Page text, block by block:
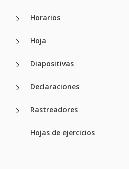
Horarios
Hoja
Diapositivas
Declaraciones
Rastreadores
Hojas de ejercicios